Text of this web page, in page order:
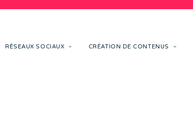
RÉSEAUX SOCIAUX CRÉATION DE CONTENUS